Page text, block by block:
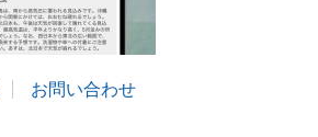
お問い合わせ